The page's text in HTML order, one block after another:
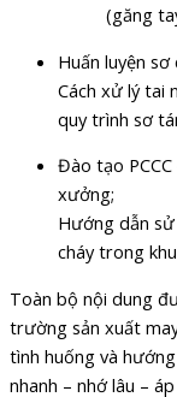
(găng
Huấn luyện
Cách xử lý tai
quy trình sơ
Đào tạo
xưởng;
Hướng dẫn
cháy trong
Toàn bộ nội dung
trường sản xuất
tình huống và
nhanh – nhớ lâu –